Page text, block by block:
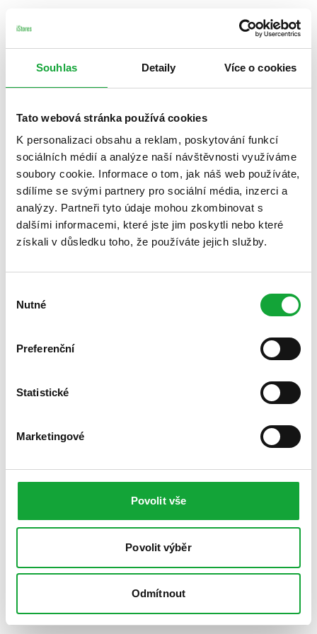
Souhlas Detaily Více o cookies
Tato webová stránka používá cookies
K personalizaci obsahu a reklam, poskytování funkcí
sociálních médií a analýze naší návštěvnosti využíváme
soubory cookie. Informace o tom, jak náš web používáte,
sdílíme se svými partnery pro sociální média, inzerci a
analýzy. Partneři tyto údaje mohou zkombinovat s
dalšími informacemi, které jste jim poskytli nebo které
získali v důsledku toho, že používáte jejich služby.
souhlasu
Nutné
Preferenční
Statistické
Marketingové
Povolit vše
Povolit výběr
Odmítnout